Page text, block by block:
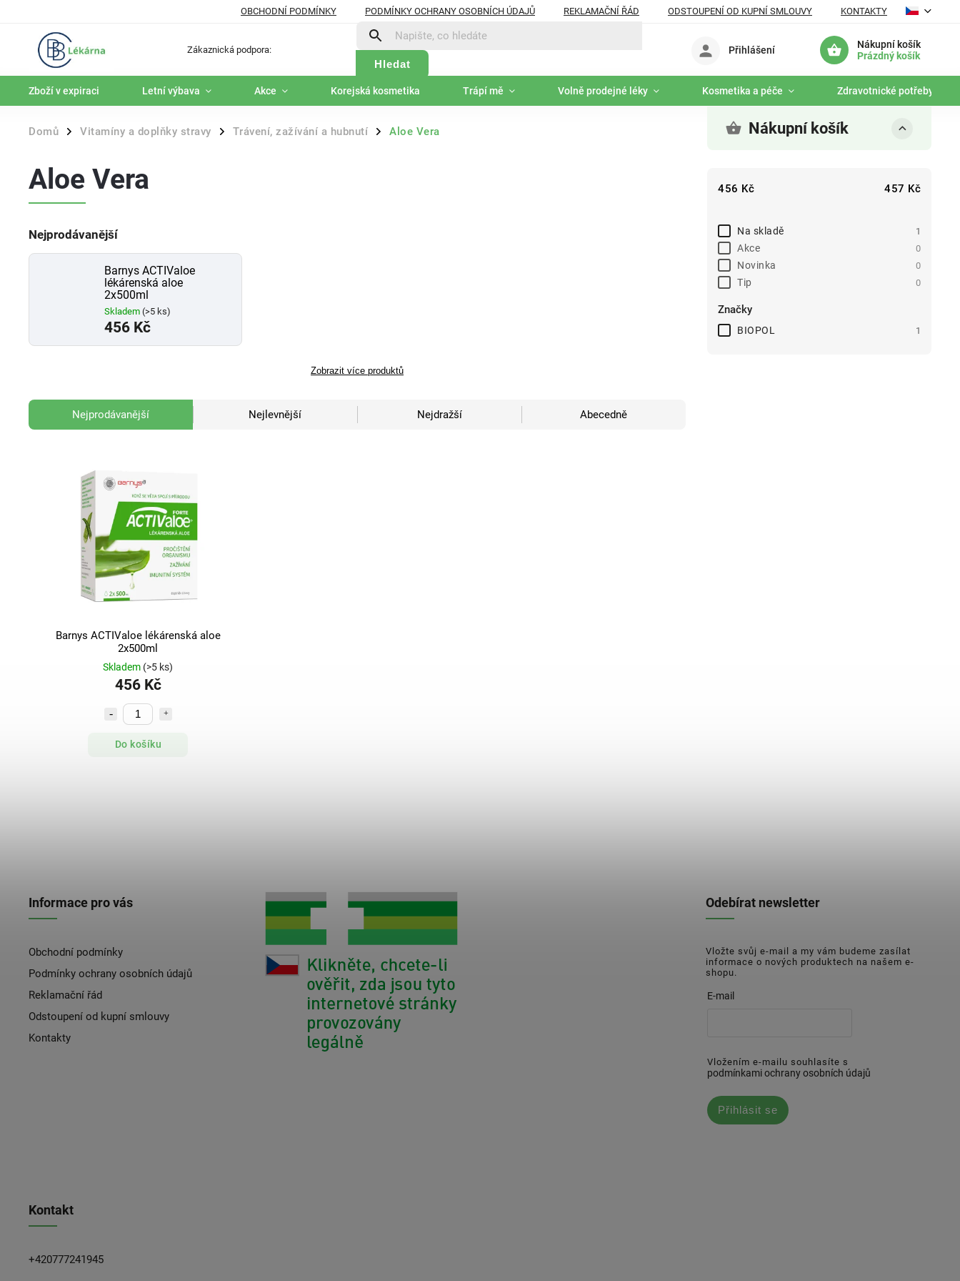
OBCHODNÍ PODMÍNKY PODMÍNKY OCHRANY OSOBNÍCH ÚDAJŮ REKLAMAČNÍ ŘÁD ODSTOUPENÍ OD KUPNÍ SMLOUVY KONTAKTY
Zákaznická podpora:
Hledat
Nákupní košík
Prázdný košík
Přihlášení
Zboží v expiraci Letní výbava Akce Korejská kosmetika Trápí mě Volně prodejné léky Kosmetika a péče Zdravotnické potřeby
Domů / Vitamíny a doplňky stravy / Trávení, zažívání a hubnutí / Aloe Vera Nákupní košík
456 Kč 457 Kč
Na skladě 1
Akce 0
Novinka 0
Tip 0
Značky
BIOPOL 1
Aloe Vera
Nejprodávanější
Barnys ACTIValoe
lékárenská aloe
2x500ml
Skladem (>5 ks)
456 Kč
Zobrazit více produktů
Nejprodávanější Nejlevnější Nejdražší Abecedně
Barnys ACTIValoe lékárenská aloe
2x500ml
Skladem (>5 ks)
456 Kč
Do košíku
Informace pro vás
Obchodní podmínky
Podmínky ochrany osobních údajů
Reklamační řád
Odstoupení od kupní smlouvy
Kontakty
Odebírat newsletter
Vložte svůj e-mail a my vám budeme zasílat
informace o nových produktech na našem e-
shopu.
E-mail
Vložením e-mailu souhlasíte s
podmínkami ochrany osobních údajů
Přihlásit se
Kontakt
+420777241945